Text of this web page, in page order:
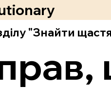
"Знайти